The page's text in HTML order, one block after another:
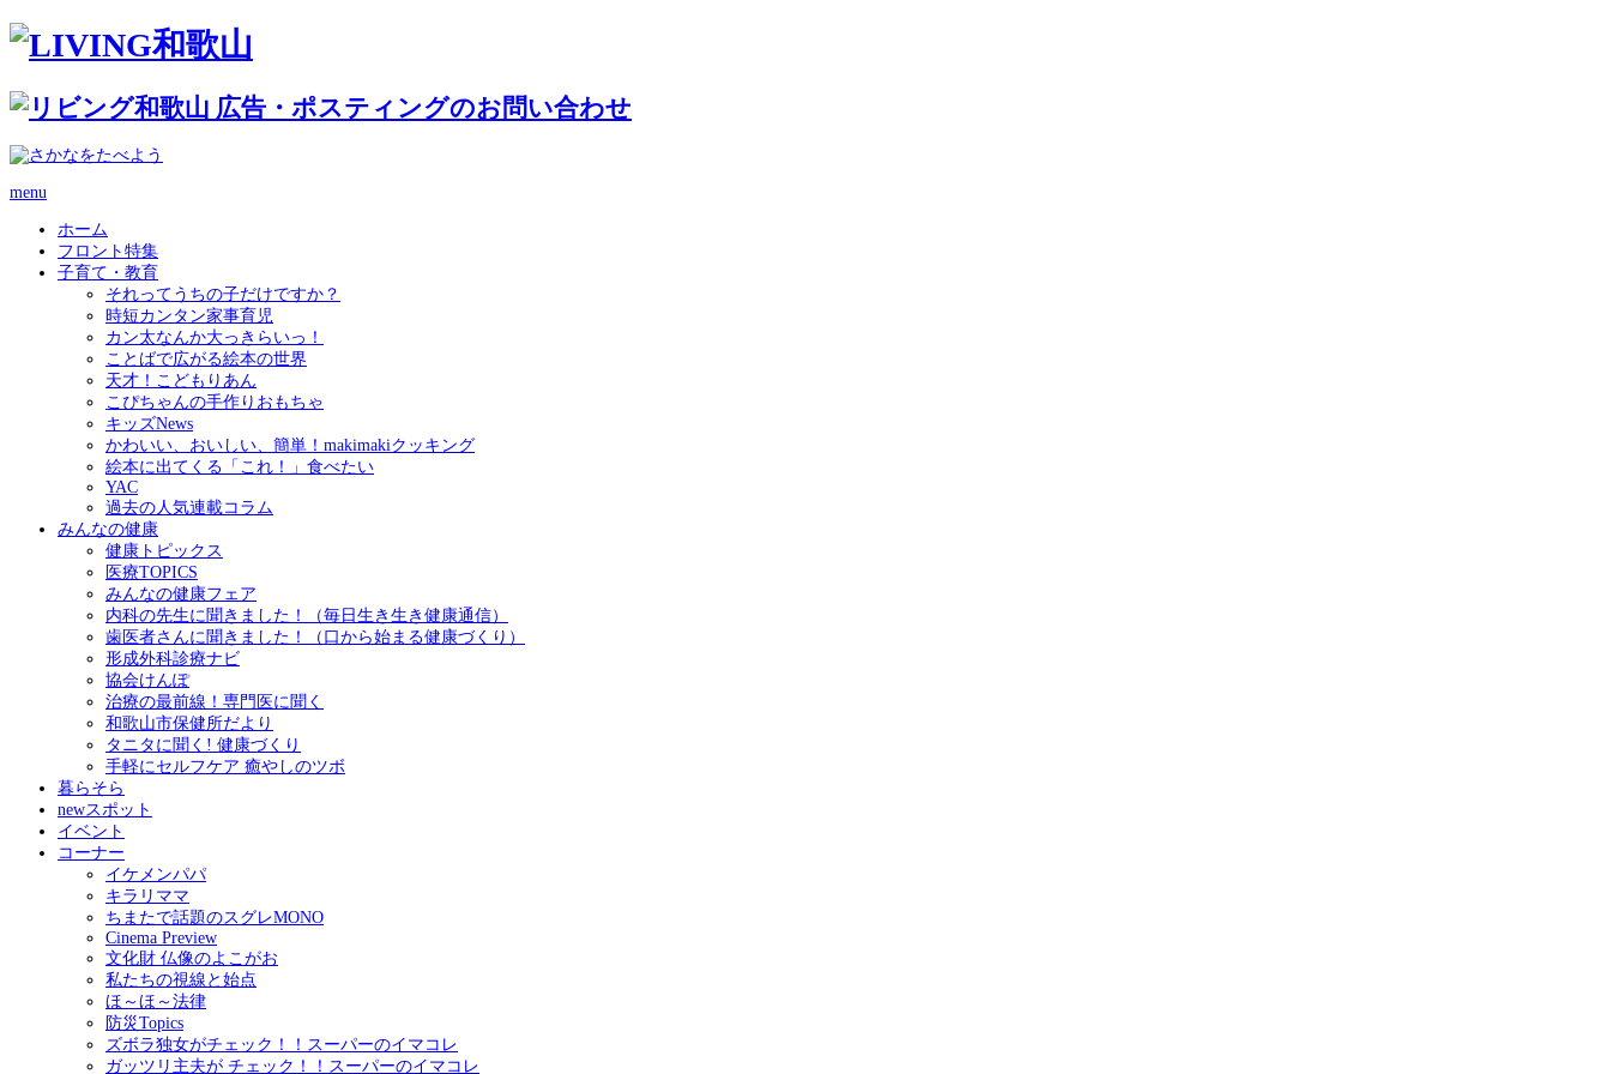
menu
ホーム
フロント特集
子育て・教育
それってうちの子だけですか？
時短カンタン家事育児
カン太なんか大っきらいっ！
ことばで広がる絵本の世界
天才！こどもりあん
こぴちゃんの手作りおもちゃ
キッズNews
かわいい、おいしい、簡単！makimakiクッキング
絵本に出てくる「これ！」食べたい
YAC
過去の人気連載コラム
みんなの健康
健康トピックス
医療TOPICS
みんなの健康フェア
内科の先生に聞きました！（毎日生き生き健康通信）
歯医者さんに聞きました！（口から始まる健康づくり）
形成外科診療ナビ
協会けんぽ
治療の最前線！専門医に聞く
和歌山市保健所だより
タニタに聞く! 健康づくり
手軽にセルフケア 癒やしのツボ
暮らそら
newスポット
イベント
コーナー
イケメンパパ
キラリママ
ちまたで話題のスグレMONO
Cinema Preview
文化財 仏像のよこがお
私たちの視線と始点
ほ～ほ～法律
防災Topics
ズボラ独女がチェック！！スーパーのイマコレ
ガッツリ主夫が チェック！！スーパーのイマコレ